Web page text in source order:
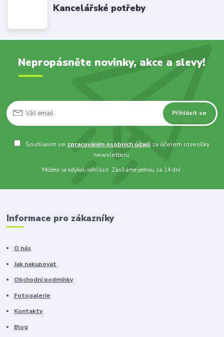
Kancelářské potřeby
Nepropásněte novinky, akce a slevy!
Přihlásit se
Souhlasím se zpracováním osobních údajů za účelem rozesílky
newsletteru.
Můžete se kdykoli odhlásit. Zasíláme jednou za 14 dní.
Informace pro zákazníky
O nás
Jak nakupovat
Obchodní podmínky
Fotogalerie
Kontakty
Blog